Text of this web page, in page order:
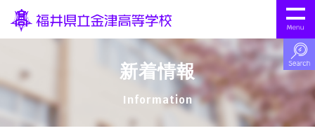
新着情報
Information